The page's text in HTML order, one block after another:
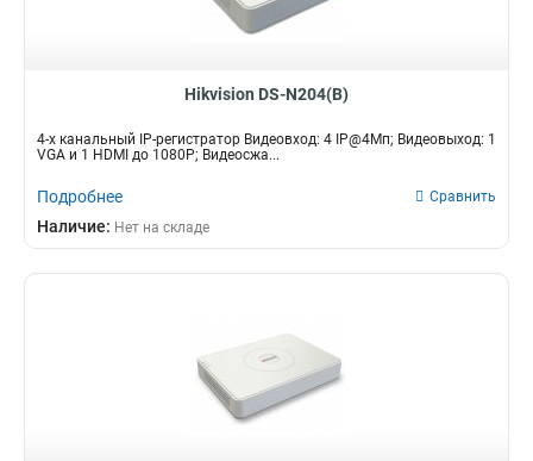
Hikvision DS-N204(B)
4-х канальный IP-регистратор Видеовход: 4 IP@4Мп; Видеовыход: 1
VGA и 1 HDMI до 1080Р; Видеосжа...
Подробнее Сравнить
Наличие: Нет на складе